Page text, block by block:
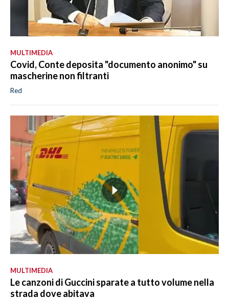
MULTIMEDIA
Covid, Conte deposita "documento anonimo" su
mascherine non filtranti
Red
MULTIMEDIA
Le canzoni di Guccini sparate a tutto volume nella
strada dove abitava